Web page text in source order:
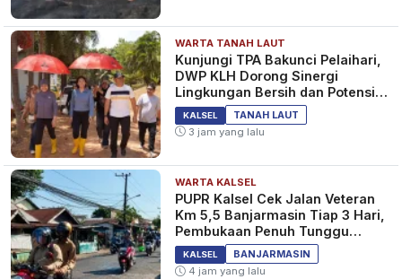
WARTA TANAH LAUT
Kunjungi TPA Bakunci Pelaihari,
DWP KLH Dorong Sinergi
Lingkungan Bersih dan Potensi
Wisata Tanah Laut
KALSEL
TANAH LAUT
3 jam yang lalu
WARTA KALSEL
PUPR Kalsel Cek Jalan Veteran
Km 5,5 Banjarmasin Tiap 3 Hari,
Pembukaan Penuh Tunggu
Pantauan
KALSEL
BANJARMASIN
4 jam yang lalu